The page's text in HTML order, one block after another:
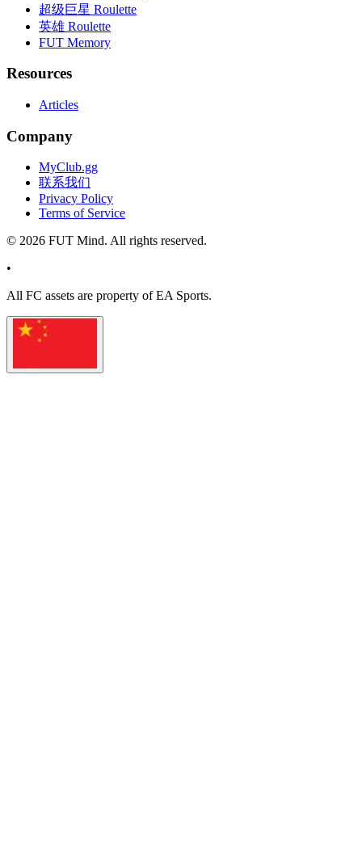
超级巨星 Roulette
英雄 Roulette
FUT Memory
Resources
Articles
Company
MyClub.gg
联系我们
Privacy Policy
Terms of Service
© 2026 FUT Mind. All rights reserved.
•
All FC assets are property of EA Sports.